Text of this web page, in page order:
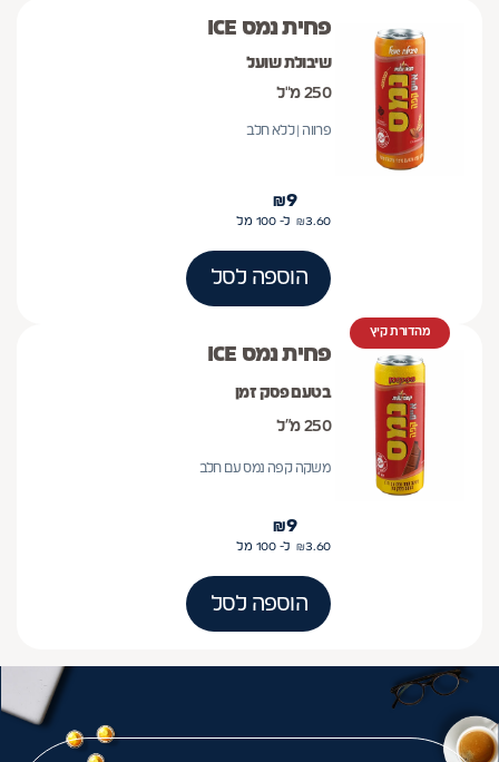
פחית נמס ICE
שיבולת שועל
250 מ"ל
פרווה | ללא חלב
9
₪
3.60
₪ ל- 100 מל
הוספה לסל
מהדורת קיץ
פחית נמס ICE
בטעם פסק זמן
250 מ״ל
משקה קפה נמס עם חלב
9
₪
3.60
₪ ל- 100 מל
הוספה לסל